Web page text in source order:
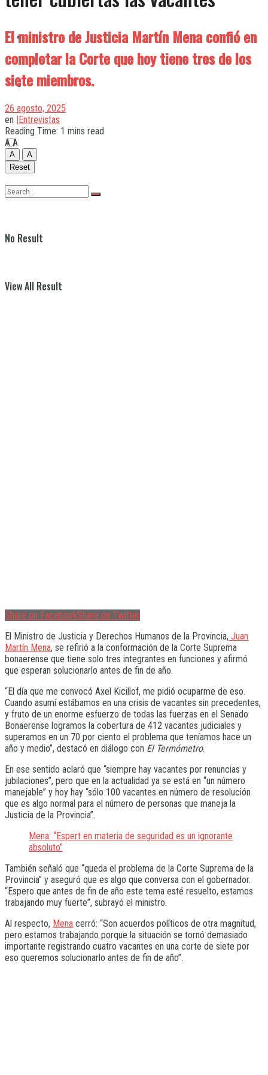
Quilmes
Varela
No Result
View All Result
El ministro de Justicia Martín Mena confió en
completar la Corte que hoy tiene tres de los
siete miembros.
26 agosto, 2025
en |Entrevistas
Reading Time: 1 mins read
A A
A
A
Reset
Share on FacebookShare on Twitter
El Ministro de Justicia y Derechos Humanos de la Provincia, Juan
Martín Mena, se refirió a la conformación de la Corte Suprema
bonaerense que tiene solo tres integrantes en funciones y afirmó
que esperan solucionarlo antes de fin de año.
“El día que me convocó Axel Kicillof, me pidió ocuparme de eso.
Cuando asumí estábamos en una crisis de vacantes sin precedentes,
y fruto de un enorme esfuerzo de todas las fuerzas en el Senado
Bonaerense logramos la cobertura de 412 vacantes judiciales y
superamos en un 70 por ciento el problema que teníamos hace un
año y medio”, destacó en diálogo con El Termómetro.
En ese sentido aclaró que “siempre hay vacantes por renuncias y
jubilaciones”, pero que en la actualidad ya se está en “un número
manejable” y hoy hay “sólo 100 vacantes en número de resolución
que es algo normal para el número de personas que maneja la
Justicia de la Provincia”.
Mena: “Espert en materia de seguridad es un ignorante
absoluto”
También señaló que “queda el problema de la Corte Suprema de la
Provincia” y aseguró que es algo que conversa con el gobernador.
“Espero que antes de fin de año este tema esté resuelto, estamos
trabajando muy fuerte”, subrayó el ministro.
Al respecto, Mena cerró: “Son acuerdos políticos de otra magnitud,
pero estamos trabajando porque la situación se tornó demasiado
importante registrando cuatro vacantes en una corte de siete por
eso queremos solucionarlo antes de fin de año”.